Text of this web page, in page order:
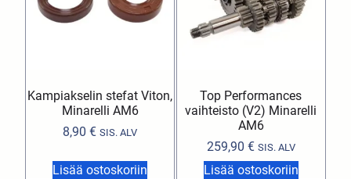
Kampiakselin stefat Viton,
Minarelli AM6
8,90€ SIS. ALV
Lisää ostoskoriin
Top Performances
vaihteisto (V2) Minarelli
AM6
259,90 € SIS. ALV
Lisää ostoskoriin